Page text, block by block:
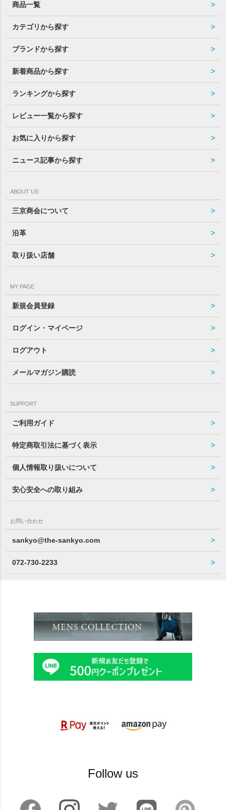
商品一覧
カテゴリから探す
ブランドから探す
新着商品から探す
ランキングから探す
レビュー一覧から探す
お気に入りから探す
ニュース記事から探す
ABOUT US
三京商会について
沿革
取り扱い店舗
MY PAGE
新規会員登録
ログイン・マイページ
ログアウト
メールマガジン購読
SUPPORT
ご利用ガイド
特定商取引法に基づく表示
個人情報取り扱いについて
安心安全への取り組み
お問い合わせ
sankyo@the-sankyo.com
072-730-2233
Follow us